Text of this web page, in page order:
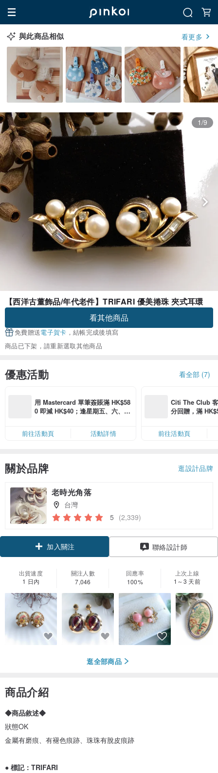
與此商品相似 看更多
1/9
【西洋古董飾品/年代老件】TRIFARI 優美捲珠 夾式耳環
看其他商品
免費贈送電子賀卡 ，結帳完成後填寫
商品已下架，請重新選取其他商品
優惠活動 看全部 (7)
用 Mastercard 單筆簽賬滿 HK$58
0 即減 HK$40；逢星期五、六、日
限，額滿即止，僅限「常用信用
卡」結帳）
前往活動頁 活動詳情
Citi The Club
分回贈，滿
前往活動頁
關於品牌 逛設計品牌
老時光角落
台灣
5 (2,339)
加入關注 聯絡設計師
出貨速度
1 日內
關注人數
7,046
回應率
100%
上次上線
1～3 天前
逛全部商品
商品介紹
◆商品敘述◆
狀態OK
金屬有磨痕、有褪色痕跡、珠珠有脫皮痕跡
● 標記：TRIFARI